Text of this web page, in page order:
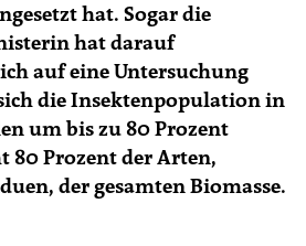
hat. Sogar die
hat darauf
auf eine Untersuchung
die Insektenpopulation in
um bis zu 80 Prozent
80 Prozent der Arten,
der gesamten Biomasse.